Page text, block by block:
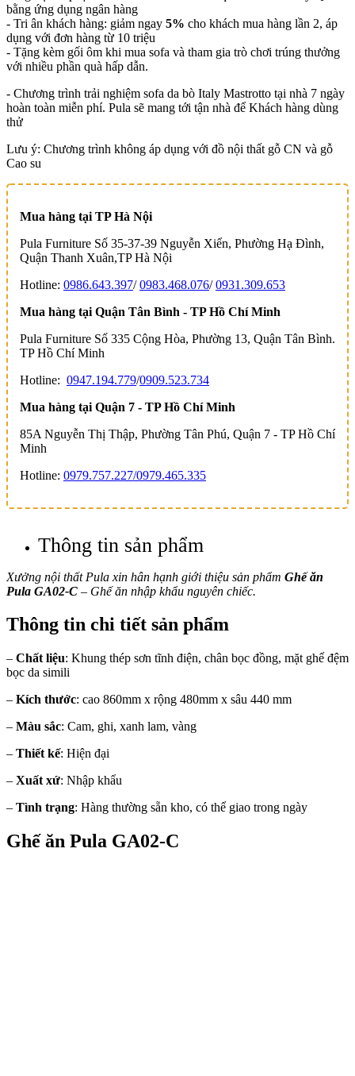
bằng ứng dụng ngân hàng
- Tri ân khách hàng: giảm ngay 5% cho khách mua hàng lần 2, áp
dụng với đơn hàng từ 10 triệu
- Tặng kèm gối ôm khi mua sofa và tham gia trò chơi trúng thưởng
với nhiều phần quà hấp dẫn.
- Chương trình trải nghiệm sofa da bò Italy Mastrotto tại nhà 7 ngày
hoàn toàn miễn phí. Pula sẽ mang tới tận nhà để Khách hàng dùng
thử
Lưu ý: Chương trình không áp dụng với đồ nội thất gỗ CN và gỗ
Cao su
Mua hàng tại TP Hà Nội
Pula Furniture Số 35-37-39 Nguyễn Xiển, Phường Hạ Đình,
Quận Thanh Xuân,TP Hà Nội
Hotline: 0986.643.397/0983.468.076/0931.309.653
Mua hàng tại Quận Tân Bình - TP Hồ Chí Minh
Pula Furniture Số 335 Cộng Hòa, Phường 13, Quận Tân Bình.
TP Hồ Chí Minh
Hotline: 0947.194.779/0909.523.734
Mua hàng tại Quận 7 - TP Hồ Chí Minh
85A Nguyễn Thị Thập, Phường Tân Phú, Quận 7 - TP Hồ Chí
Minh
Hotline: 0979.757.227/0979.465.335
Thông tin sản phẩm
Xưởng nội thất Pula xin hân hạnh giới thiệu sản phẩm Ghế ăn
Pula GA02-C – Ghế ăn nhập khẩu nguyên chiếc.
Thông tin chi tiết sản phẩm
– Chất liệu: Khung thép sơn tĩnh điện, chân bọc đồng, mặt ghế đệm
bọc da simili
– Kích thước: cao 860mm x rộng 480mm x sâu 440 mm
– Màu sắc: Cam, ghi, xanh lam, vàng
– Thiết kế: Hiện đại
– Xuất xứ: Nhập khẩu
– Tình trạng: Hàng thường sẵn kho, có thể giao trong ngày
Ghế ăn Pula GA02-C